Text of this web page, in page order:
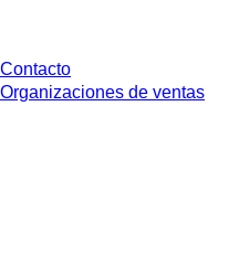
Contacto
Organizaciones de ventas